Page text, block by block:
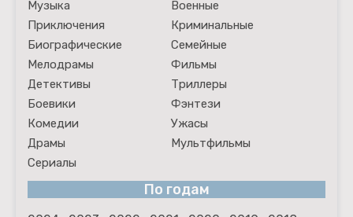
Музыка
Военные
Приключения
Криминальные
Биографические
Семейные
Мелодрамы
Фильмы
Детективы
Триллеры
Боевики
Фэнтези
Комедии
Ужасы
Драмы
Мультфильмы
Сериалы
По годам